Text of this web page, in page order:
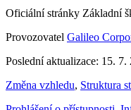
Oficiální stránky Základní
Provozovatel Galileo
Poslední aktualizace: 15. 7.
Změna vzhledu, Struktura